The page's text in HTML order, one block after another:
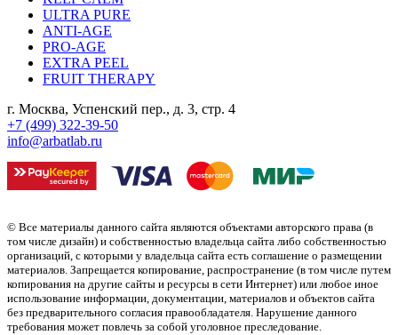
ULTRA PURE
ANTI-AGE
PRO-AGE
EXTRA PEEL
FRUIT THERAPY
г. Москва, Успенский пер., д. 3, стр. 4
+7 (499) 322-39-50
info@arbatlab.ru
© Все материалы данного сайта являются объектами авторского права (в
том числе дизайн) и собственностью владельца сайта либо собственностью
организаций, с которыми у владельца сайта есть соглашение о размещении
материалов. Запрещается копирование, распространение (в том числе путем
копирования на другие сайты и ресурсы в сети Интернет) или любое иное
использование информации, документации, материалов и объектов сайта
без предварительного согласия правообладателя. Нарушение данного
требования может повлечь за собой уголовное преследование.